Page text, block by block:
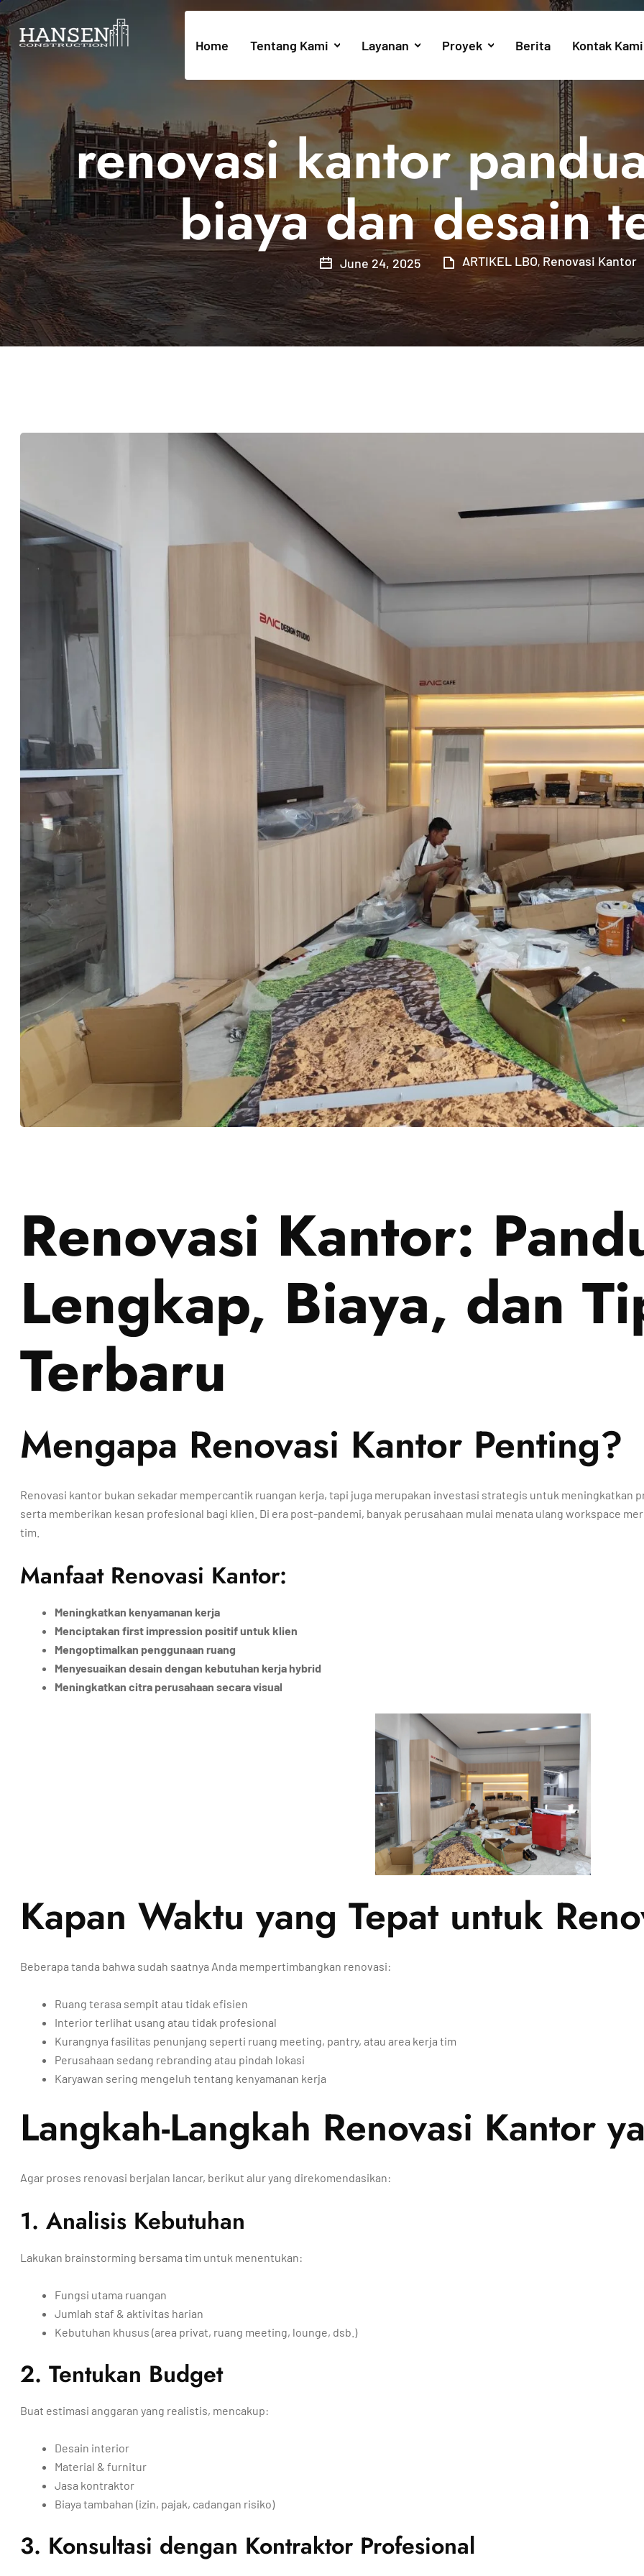
Home Tentang Kami Layanan Proyek Berita Kontak Kami
renovasi kantor
biaya dan desain
June 24, 2025 ARTIKEL LBO, Renovasi Kantor
Renovasi Kantor:
Lengkap, Biaya, dan
Terbaru
Mengapa Renovasi Kantor Penting?
Renovasi kantor bukan sekadar mempercantik ruangan kerja, tapi juga merupakan investasi strategis untuk meningkatkan
serta memberikan kesan profesional bagi klien. Di era post-pandemi, banyak perusahaan mulai menata ulang workspace
tim.
Manfaat Renovasi Kantor:
Meningkatkan kenyamanan kerja
Menciptakan first impression positif untuk klien
Mengoptimalkan penggunaan ruang
Menyesuaikan desain dengan kebutuhan kerja hybrid
Meningkatkan citra perusahaan secara visual
Kapan Waktu yang Tepat untuk
Beberapa tanda bahwa sudah saatnya Anda mempertimbangkan renovasi:
Ruang terasa sempit atau tidak efisien
Interior terlihat usang atau tidak profesional
Kurangnya fasilitas penunjang seperti ruang meeting, pantry, atau area kerja tim
Perusahaan sedang rebranding atau pindah lokasi
Karyawan sering mengeluh tentang kenyamanan kerja
Langkah-Langkah Renovasi Kantor
Agar proses renovasi berjalan lancar, berikut alur yang direkomendasikan:
1. Analisis Kebutuhan
Lakukan brainstorming bersama tim untuk menentukan:
Fungsi utama ruangan
Jumlah staf & aktivitas harian
Kebutuhan khusus (area privat, ruang meeting, lounge, dsb.)
2. Tentukan Budget
Buat estimasi anggaran yang realistis, mencakup:
Desain interior
Material & furnitur
Jasa kontraktor
Biaya tambahan (izin, pajak, cadangan risiko)
3. Konsultasi dengan Kontraktor Profesional